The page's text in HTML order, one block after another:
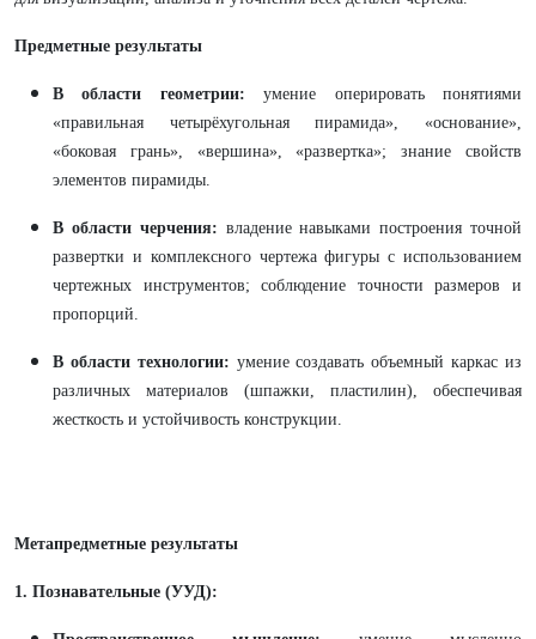
Предметные результаты
В области геометрии: умение оперировать понятиями
«правильная четырёхугольная пирамида», «основание»,
«боковая грань», «вершина», «развертка»; знание свойств
элементов пирамиды.
В области черчения: владение навыками построения точной
развертки и комплексного чертежа фигуры с использованием
чертежных инструментов; соблюдение точности размеров и
пропорций.
В области технологии: умение создавать объемный каркас из
различных материалов (шпажки, пластилин), обеспечивая
жесткость и устойчивость конструкции.
Метапредметные результаты
1. Познавательные (УУД):